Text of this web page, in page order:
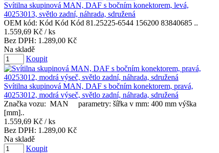
Svítilna skupinová MAN, DAF s bočním konektorem, levá,
40253013, světlo zadní, náhrada, sdružená
OEM kód: Kód Kód Kód 81.25225-6544 156200 83840685 ..
1.559,69 Kč / ks
Bez DPH: 1.289,00 Kč
Na skladě
Koupit
Svítilna skupinová MAN, DAF s bočním konektorem, pravá,
40253012, modrá výseč, světlo zadní, náhrada, sdružená
Značka vozu: MAN parametry: šířka v mm: 400 mm výška
[mm]..
1.559,69 Kč / ks
Bez DPH: 1.289,00 Kč
Na skladě
Koupit